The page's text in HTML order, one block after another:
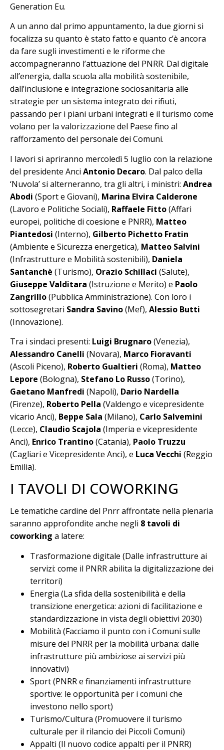
Generation Eu.
A un anno dal primo appuntamento, la due giorni si
focalizza su quanto è stato fatto e quanto c’è ancora
da fare sugli investimenti e le riforme che
accompagneranno l’attuazione del PNRR. Dal digitale
all’energia, dalla scuola alla mobilità sostenibile,
dall’inclusione e integrazione sociosanitaria alle
strategie per un sistema integrato dei rifiuti,
passando per i piani urbani integrati e il turismo come
volano per la valorizzazione del Paese fino al
rafforzamento del personale dei Comuni.
I lavori si apriranno mercoledì 5 luglio con la relazione
del presidente Anci Antonio Decaro. Dal palco della
‘Nuvola’ si alterneranno, tra gli altri, i ministri: Andrea
Abodi (Sport e Giovani), Marina Elvira Calderone
(Lavoro e Politiche Sociali), Raffaele Fitto(Affari
europei, politiche di coesione e PNRR), Matteo
Piantedosi (Interno), Gilberto Pichetto Fratin
(Ambiente e Sicurezza energetica), Matteo Salvini
(Infrastrutture e Mobilità sostenibili), Daniela
Santanchè (Turismo), Orazio Schillaci (Salute),
Giuseppe Valditara (Istruzione e Merito) e Paolo
Zangrillo(Pubblica Amministrazione). Con loro i
sottosegretari Sandra Savino(Mef), Alessio Butti
(Innovazione).
Tra i sindaci presenti: Luigi Brugnaro(Venezia),
Alessandro Canelli (Novara), Marco Fioravanti
(Ascoli Piceno), Roberto Gualtieri (Roma), Matteo
Lepore (Bologna), Stefano Lo Russo(Torino),
Gaetano Manfredi (Napoli), Dario Nardella
(Firenze), Roberto Pella (Valdengo e vicepresidente
vicario Anci), Beppe Sala (Milano), Carlo Salvemini
(Lecce), Claudio Scajola (Imperia e vicepresidente
Anci), Enrico Trantino(Catania), Paolo Truzzu
(Cagliari e Vicepresidente Anci), e Luca Vecchi (Reggio
Emilia).
I TAVOLI DI COWORKING
Le tematiche cardine del Pnrr affrontate nella plenaria
saranno approfondite anche negli 8 tavoli di
coworking a latere:
Trasformazione digitale (Dalle infrastrutture ai
servizi: come il PNRR abilita la digitalizzazione dei
territori)
Energia (La sfida della sostenibilità e della
transizione energetica: azioni di facilitazione e
standardizzazione in vista degli obiettivi 2030)
Mobilità (Facciamo il punto con i Comuni sulle
misure del PNRR per la mobilità urbana: dalle
infrastrutture più ambiziose ai servizi più
innovativi)
Sport (PNRR e finanziamenti infrastrutture
sportive: le opportunità per i comuni che
investono nello sport)
Turismo/Cultura (Promuovere il turismo
culturale per il rilancio dei Piccoli Comuni)
Appalti (Il nuovo codice appalti per il PNRR)